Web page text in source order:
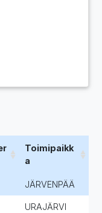
Toimipaikk
a
JÄRVENPÄÄ
URAJÄRVI